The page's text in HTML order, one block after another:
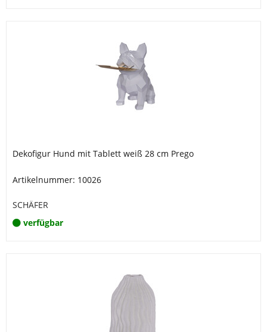
Dekofigur Hund mit Tablett weiß 28 cm Prego
Artikelnummer: 10026
SCHÄFER
verfügbar